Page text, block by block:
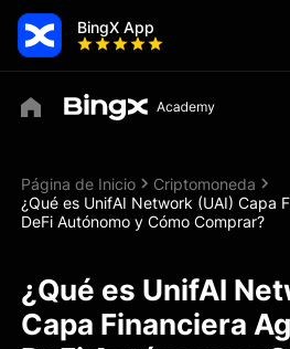
BingX App
Página de Inicio
Criptomoneda
¿Qué es UnifAI Network (UAI) Capa
DeFi Autónomo y Cómo Comprar?
¿Qué es UnifAI
Capa Financiera